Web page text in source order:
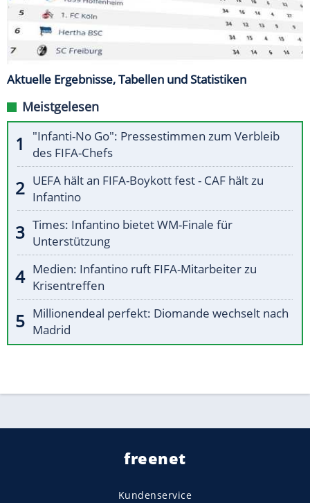
Aktuelle Ergebnisse, Tabellen und Statistiken
Meistgelesen
"Infanti-No Go": Pressestimmen zum Verbleib
des FIFA-Chefs
UEFA hält an FIFA-Boykott fest - CAF hält zu
Infantino
Times: Infantino bietet WM-Finale für
Unterstützung
Medien: Infantino ruft FIFA-Mitarbeiter zu
Krisentreffen
Millionendeal perfekt: Diomande wechselt nach
Madrid
freenet
Kundenservice